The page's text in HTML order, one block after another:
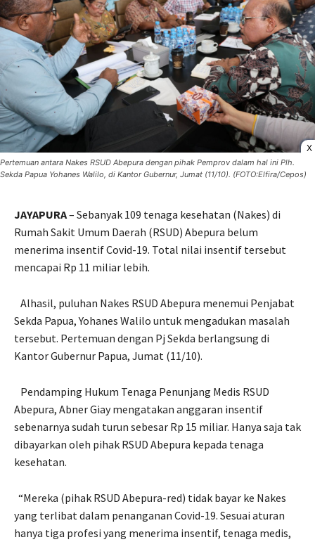
X
Pertemuan antara Nakes RSUD Abepura dengan pihak Pemprov dalam hal ini Plh.
Sekda Papua Yohanes Walilo, di Kantor Gubernur, Jumat (11/10). (FOTO:Elfira/Cepos)
JAYAPURA– Sebanyak 109 tenaga kesehatan (Nakes) di
Rumah Sakit Umum Daerah (RSUD) Abepura belum
menerima insentif Covid-19. Total nilai insentif tersebut
mencapai Rp 11 miliar lebih.
Alhasil, puluhan Nakes RSUD Abepura menemui Penjabat
Sekda Papua, Yohanes Walilo untuk mengadukan masalah
tersebut. Pertemuan dengan Pj Sekda berlangsung di
Kantor Gubernur Papua, Jumat (11/10).
Pendamping Hukum Tenaga Penunjang Medis RSUD
Abepura, Abner Giay mengatakan anggaran insentif
sebenarnya sudah turun sebesar Rp 15 miliar. Hanya saja tak
dibayarkan oleh pihak RSUD Abepura kepada tenaga
kesehatan.
“Mereka (pihak RSUD Abepura-red) tidak bayar ke Nakes
yang terlibat dalam penanganan Covid-19. Sesuai aturan
hanya tiga profesi yang menerima insentif, tenaga medis,